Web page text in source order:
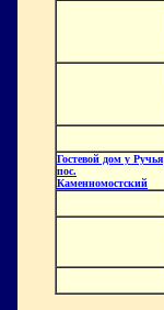
Гостевой дом у Ручья
пос.
Каменномостский